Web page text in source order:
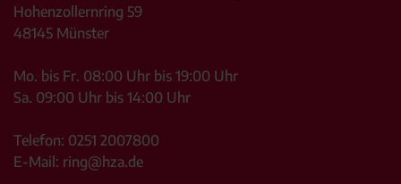
Hohenzollernring 59
48145 Münster
Mo. bis Fr. 08:00 Uhr bis 19:00 Uhr
Sa. 09:00 Uhr bis 14:00 Uhr
Telefon: 0251 2007800
E-Mail: ring@hza.de